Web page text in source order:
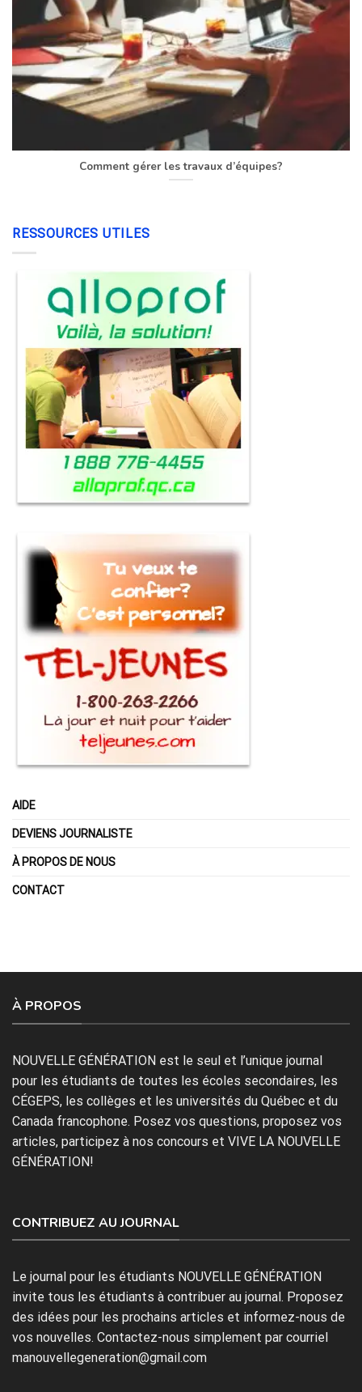
Comment gérer les travaux d’équipes?
RESSOURCES UTILES
AIDE
DEVIENS JOURNALISTE
À PROPOS DE NOUS
CONTACT
À PROPOS
NOUVELLE GÉNÉRATION est le seul et l’unique journal
pour les étudiants de toutes les écoles secondaires, les
CÉGEPS, les collèges et les universités du Québec et du
Canada francophone. Posez vos questions, proposez vos
articles, participez à nos concours et VIVE LA NOUVELLE
GÉNÉRATION!
CONTRIBUEZ AU JOURNAL
Le journal pour les étudiants NOUVELLE GÉNÉRATION
invite tous les étudiants à contribuer au journal. Proposez
des idées pour les prochains articles et informez-nous de
vos nouvelles. Contactez-nous simplement par courriel
manouvellegeneration@gmail.com